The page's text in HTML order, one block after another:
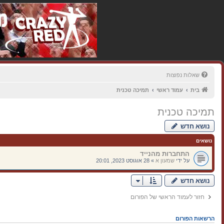
שאלות נפוצות
בית עמוד ראשי תמיכה טכנית
תמיכה טכנית
נושא חדש
נושאים
התחברות מהנייד
על ידי שמעון א » 28 אוגוסט 2023, 20:01
נושא חדש
חזור לעמוד הראשי של הפורום
הרשאות הפורום